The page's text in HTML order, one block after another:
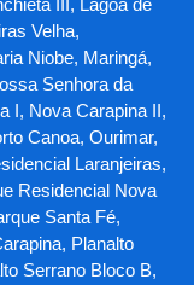
III, Lagoa de
Velha,
Niobe, Maringá,
Senhora da
I, Nova Carapina II,
Canoa, Ourimar,
Laranjeiras,
Residencial Nova
Santa Fé,
Planalto
Serrano Bloco B,